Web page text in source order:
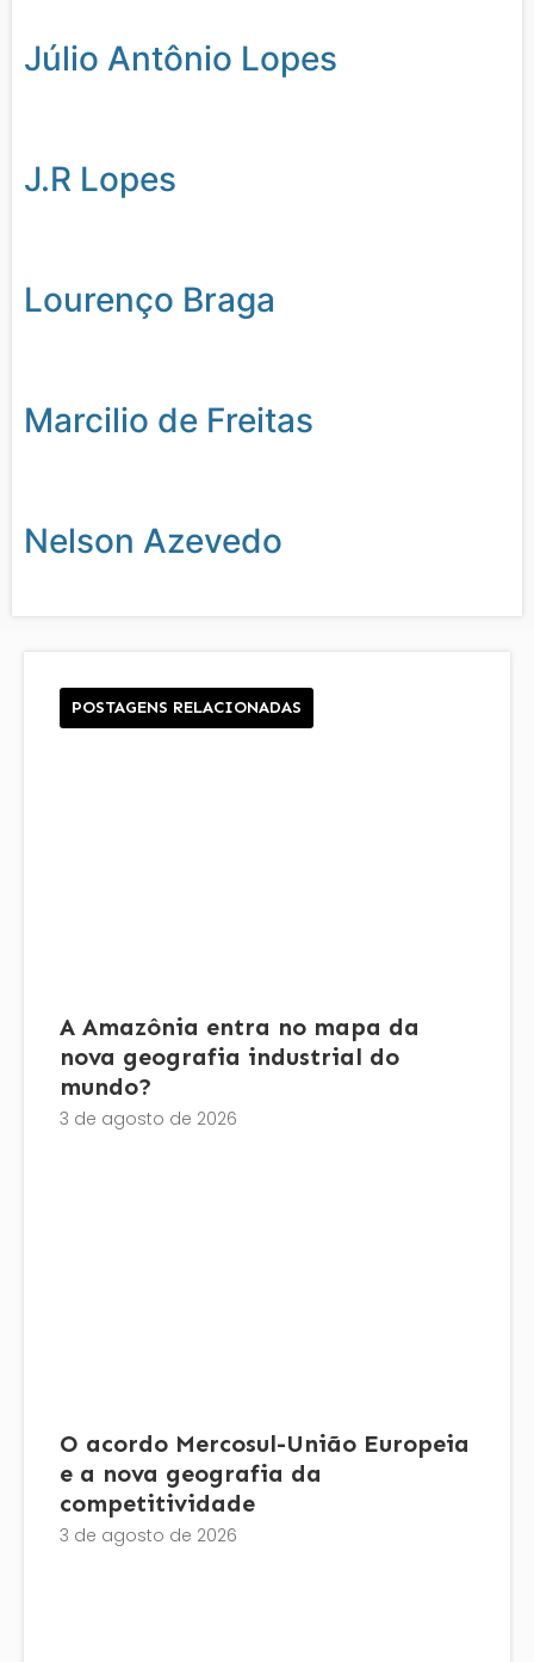
Júlio Antônio Lopes
J.R Lopes
Lourenço Braga
Marcilio de Freitas
Nelson Azevedo
POSTAGENS RELACIONADAS
A Amazônia entra no mapa da
nova geografia industrial do
mundo?
3 de agosto de 2026
O acordo Mercosul-União Europeia
e a nova geografia da
competitividade
3 de agosto de 2026